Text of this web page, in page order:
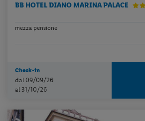
BB HOTEL DIANO MARINA PALACE
mezza pensione
Check-in
dal 09/09/26
al 31/10/26